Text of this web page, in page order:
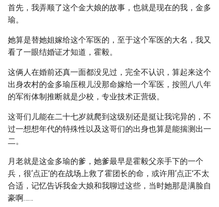
首先，我弄顺了这个金大娘的故事，也就是现在的我，金多
瑜。
她算是替她姐嫁给这个军医的，至于这个军医的大名，我又
看了一眼结婚证才知道，霍毅。
这俩人在婚前还真一面都没见过，完全不认识，算起来这个
出身农村的金多瑜压根儿没那命嫁给一个军医，按照八八年
的军衔体制推断就是少校，专业技术正营级。
这哥们儿能在二十七岁就爬到这级别还是挺让我诧异的，不
过一想想年代的特殊性以及这哥们的出身也算是能揣测出一
二。
月老就是这金多瑜的爹，她爹最早是霍毅父亲手下的一个
兵，很‘点正’的在战场上救了霍团长的命，或许用‘点正’不太
合适，记忆告诉我金大娘和我聊过这些，当时她那是满脸自
豪啊……